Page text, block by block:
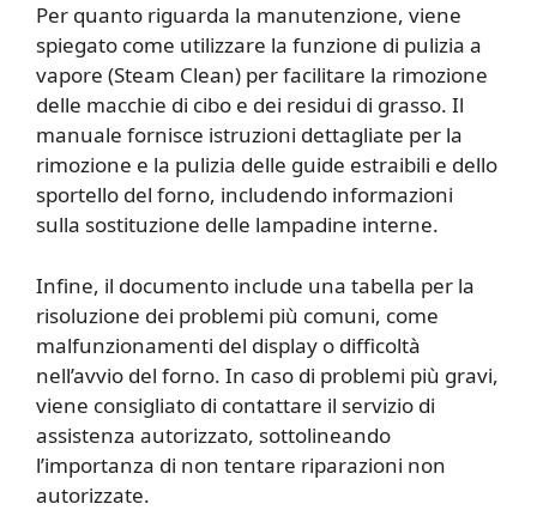
Per quanto riguarda la manutenzione, viene
spiegato come utilizzare la funzione di pulizia a
vapore (Steam Clean) per facilitare la rimozione
delle macchie di cibo e dei residui di grasso. Il
manuale fornisce istruzioni dettagliate per la
rimozione e la pulizia delle guide estraibili e dello
sportello del forno, includendo informazioni
sulla sostituzione delle lampadine interne.
Infine, il documento include una tabella per la
risoluzione dei problemi più comuni, come
malfunzionamenti del display o difficoltà
nell’avvio del forno. In caso di problemi più gravi,
viene consigliato di contattare il servizio di
assistenza autorizzato, sottolineando
l’importanza di non tentare riparazioni non
autorizzate.